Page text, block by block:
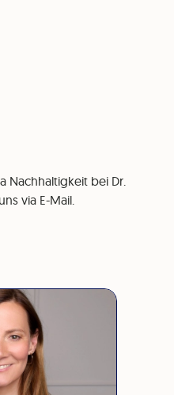
Nachhaltigkeit bei Dr.
via E-Mail.